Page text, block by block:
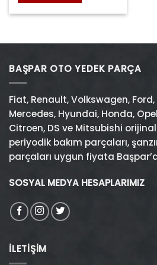
BAŞPAR OTO YEDEK PARÇA
Fiat, Renault,Volkswagen, Ford,
Mercedes, Hyundai, Honda, Opel
Citroen, DS ve Mitsubishi
periyodik bakım parçaları,
parçaları uygun fiyata
SOSYAL MEDYA HESAPLARIMIZ
İLETIŞIM